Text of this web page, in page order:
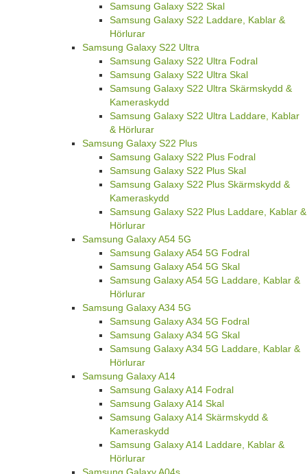
Samsung Galaxy S22 Skal
Samsung Galaxy S22 Laddare, Kablar &
Hörlurar
Samsung Galaxy S22 Ultra
Samsung Galaxy S22 Ultra Fodral
Samsung Galaxy S22 Ultra Skal
Samsung Galaxy S22 Ultra Skärmskydd &
Kameraskydd
Samsung Galaxy S22 Ultra Laddare, Kablar
& Hörlurar
Samsung Galaxy S22 Plus
Samsung Galaxy S22 Plus Fodral
Samsung Galaxy S22 Plus Skal
Samsung Galaxy S22 Plus Skärmskydd &
Kameraskydd
Samsung Galaxy S22 Plus Laddare, Kablar &
Hörlurar
Samsung Galaxy A54 5G
Samsung Galaxy A54 5G Fodral
Samsung Galaxy A54 5G Skal
Samsung Galaxy A54 5G Laddare, Kablar &
Hörlurar
Samsung Galaxy A34 5G
Samsung Galaxy A34 5G Fodral
Samsung Galaxy A34 5G Skal
Samsung Galaxy A34 5G Laddare, Kablar &
Hörlurar
Samsung Galaxy A14
Samsung Galaxy A14 Fodral
Samsung Galaxy A14 Skal
Samsung Galaxy A14 Skärmskydd &
Kameraskydd
Samsung Galaxy A14 Laddare, Kablar &
Hörlurar